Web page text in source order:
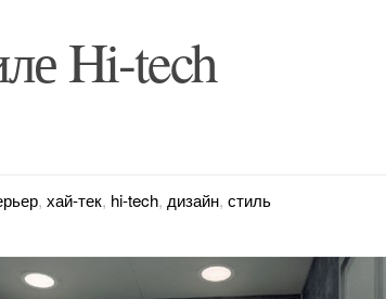
Hi-tech
, хай-тек, hi-tech, дизайн, стиль